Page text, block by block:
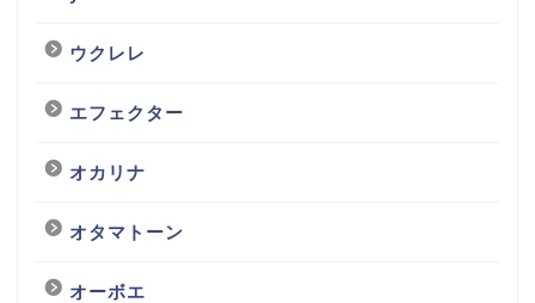
ウクレレ
エフェクター
オカリナ
オタマトーン
オーボエ